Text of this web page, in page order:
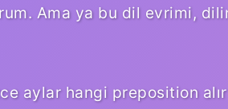
Ama ya bu dil evrimi,
aylar hangi preposition